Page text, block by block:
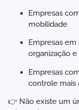
Empresas
mobilidade
Empresas
organização
Empresas
controle mais
👉 Não existe um